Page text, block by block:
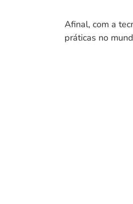
Afinal, com a
práticas no